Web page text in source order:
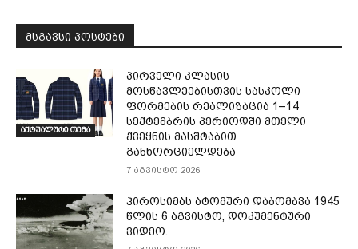
მსგავსი პოსტები
აქტუალური თემა
პირველი კლასის
მოსწავლეებისთვის სასკოლი
ფორმების რეალიზაცია 1–14
სექტემბრის პერიოდში მთელი
ქვეყნის მასშტაბით
განხორციელდება
7 აგვისტო 2026
ჰიროსიმას ატომური დაბომბვა 1945
წლის 6 აგვისტო, დოკუმენტური
ვიდეო.